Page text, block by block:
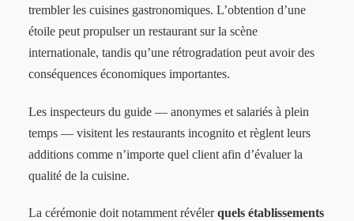
trembler les cuisines gastronomiques. L’obtention d’une
étoile peut propulser un restaurant sur la scène
internationale, tandis qu’une rétrogradation peut avoir des
conséquences économiques importantes.
Les inspecteurs du guide — anonymes et salariés à plein
temps — visitent les restaurants incognito et règlent leurs
additions comme n’importe quel client afin d’évaluer la
qualité de la cuisine.
La cérémonie doit notamment révélerquels établissements